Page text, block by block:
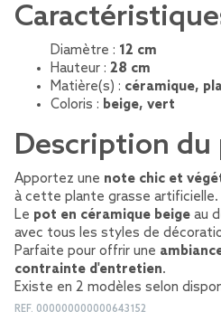
Diamètre : 12 cm
Hauteur : 28 cm
Matière(s) : céramique,
Coloris : beige, vert
Description
Apportez une note chic et
à cette plante grasse artificielle.
Le pot en céramique beige au
avec tous les styles de
Parfaite pour offrir une
contrainte d'entretien.
Existe en 2 modèles selon
REF. 000000000000643152